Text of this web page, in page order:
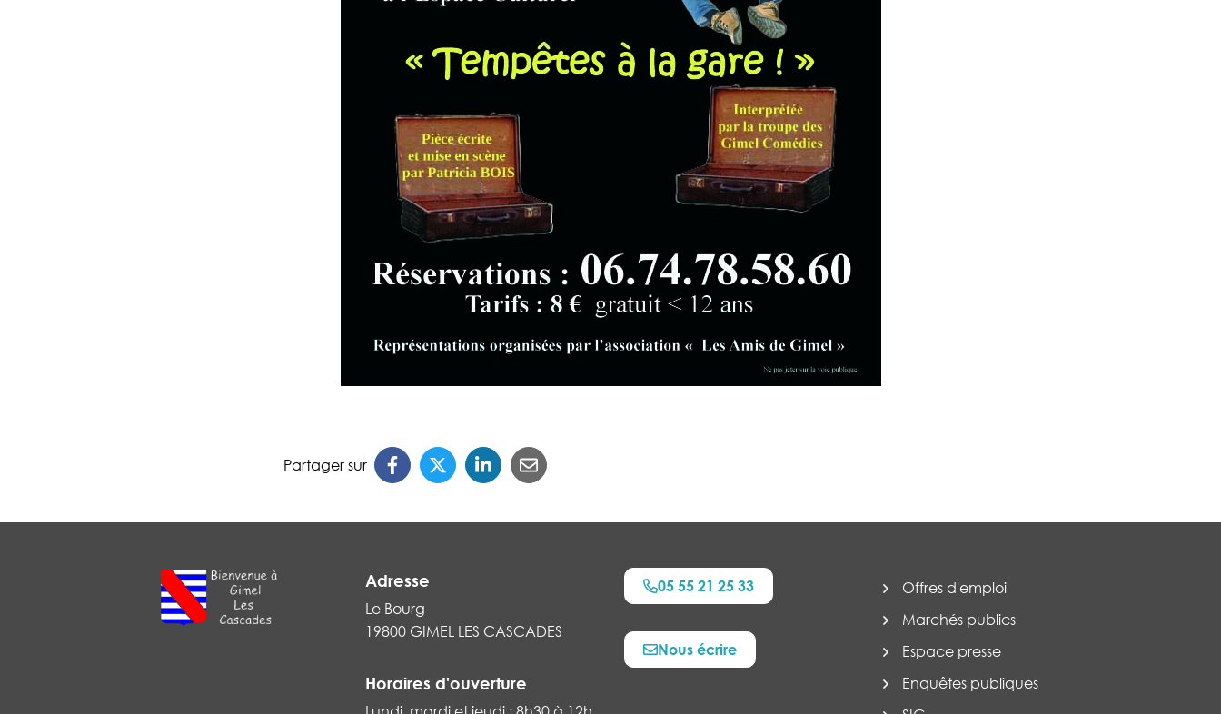
Partager sur
Adresse
Le Bourg
19800 GIMEL LES CASCADES
Horaires d'ouverture
05 55 21 25 33
Nous écrire
Offres d'emploi
Marchés publics
Espace presse
Enquêtes publiques